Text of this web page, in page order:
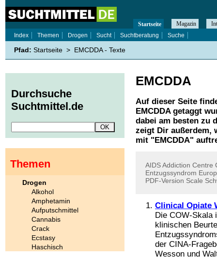
EMCDDA
Auf dieser Seite
EMCDDAgetaggt
dabei am besten zu
zeigt Dir außerdem,
mit " EMCDDA"
AIDSAddiction Centre
Entzugssyndrom
PDF-Version Scale
Clinical Opiate
Die COW-Skala
klinischen
der CINA-
Wesson und
Startseite Magazin
Index
Themen Drogen Sucht Suchtberatung Suche
Pfad: Startseite > EMCDDA - Texte
Durchsuche
Suchtmittel.de
Themen
Drogen
Alkohol
Amphetamin
Aufputschmittel
Cannabis
Crack
Ecstasy
Haschisch